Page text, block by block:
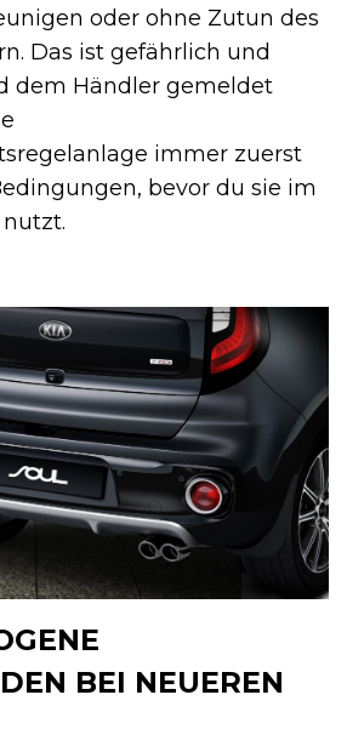
oder ohne Zutun des
Das ist gefährlich und
dem Händler gemeldet
immer zuerst
bevor du sie im
BEI NEUEREN